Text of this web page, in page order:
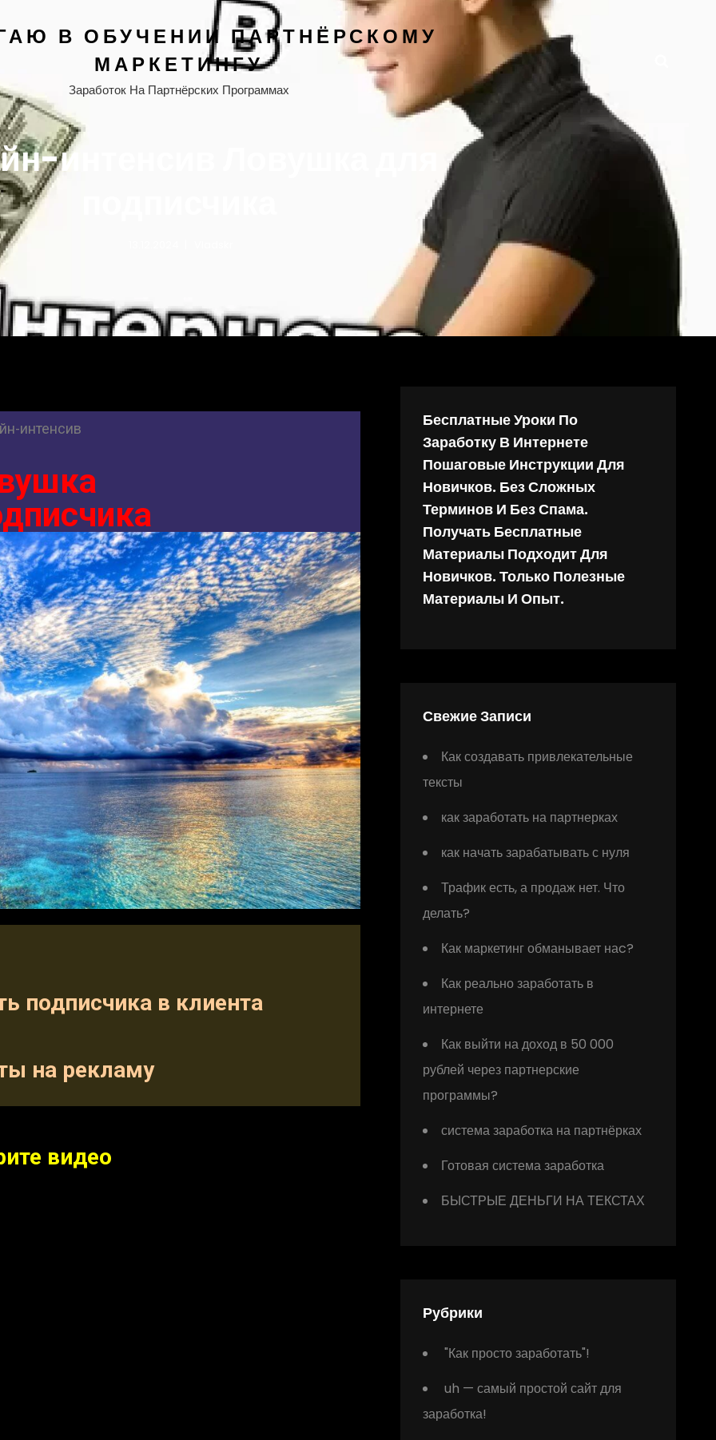
В ОБУЧЕНИИ ПАРТНЁРСКОМУ
МАРКЕТИНГУ
Заработок На Партнёрских Программах
интенсив Ловушка для
интенсив
подписчика в клиента
на рекламу
видео
Бесплатные Уроки По
Заработку В Интернете
Пошаговые Инструкции Для
Новичков. Без Сложных
Терминов И Без Спама.
Получать Бесплатные
Материалы Подходит Для
Новичков. Только Полезные
Материалы И Опыт.
Свежие Записи
Как создавать привлекательные
тексты
как заработать на партнерках
как начать зарабатывать с нуля
Трафик есть, а продаж нет. Что
делать?
Как маркетинг обманывает наc?
Как реально заработать в
интернете
Как выйти на доход в 50 000
рублей через партнерские
программы?
система заработка на партнёрках
Готовая система заработка
БЫСТРЫЕ ДЕНЬГИ НА ТЕКСТАХ
Рубрики
"Как просто заработать"!
uh — самый простой сайт для
заработка!